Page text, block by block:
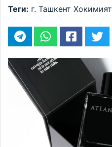
Теги: г. Ташкент Хокимият